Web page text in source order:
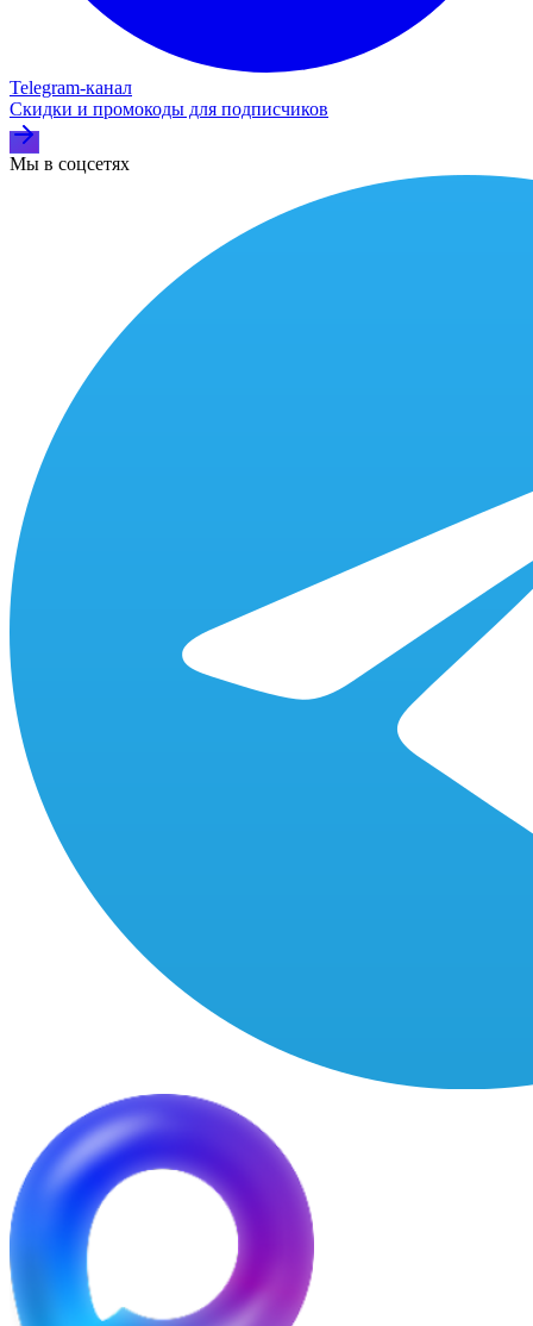
Telegram‑канал
Скидки и промокоды для подписчиков
Мы в соцсетях